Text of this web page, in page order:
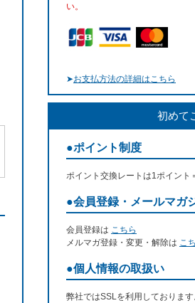
い。
➤お支払方法の詳細はこちら
初めて
●ポイント制度
ポイント交換レートは1ポイント
●会員登録・メールマガ
会員登録は こちら
メルマガ登録・変更・解除は こ
●個人情報の取扱い
弊社ではSSLを利用しておりま